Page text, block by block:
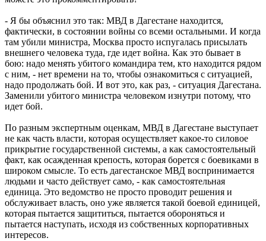
- Я бы объяснил это так: МВД в Дагестане находится,
фактически, в состоянии войны со всеми остальными. И когда
там убили министра, Москва просто испугалась присылать
внешнего человека туда, где идет война. Как это бывает в
бою: надо менять убитого командира тем, кто находится рядом
с ним, - нет времени на то, чтобы ознакомиться с ситуацией,
надо продолжать бой. И вот это, как раз, - ситуация Дагестана.
Заменили убитого министра человеком изнутри потому, что
идет бой.
По разным экспертным оценкам, МВД в Дагестане выступает
не как часть власти, которая осуществляет какое-то силовое
прикрытие государственной системы, а как самостоятельный
факт, как осажденная крепость, которая борется с боевиками в
широком смысле. То есть дагестанское МВД воспринимается
людьми и часто действует само, - как самостоятельная
единица. Это ведомство не просто проводит решения и
обслуживает власть, оно уже является такой боевой единицей,
которая пытается защититься, пытается обороняться и
пытается наступать, исходя из собственных корпоративных
интересов.